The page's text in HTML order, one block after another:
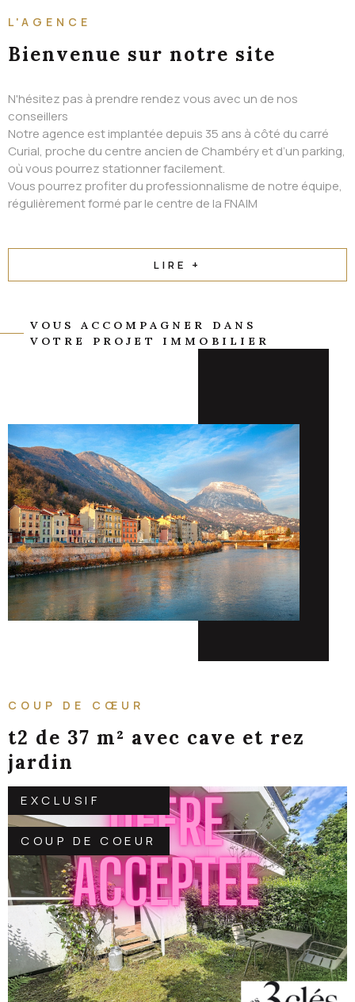
L'AGENCE
Bienvenue sur notre site
N'hésitez pas à prendre rendez vous avec un de nos
conseillers
Notre agence est implantée depuis 35 ans à côté du carré
Curial, proche du centre ancien de Chambéry et d’un parking,
où vous pourrez stationner facilement.
Vous pourrez profiter du professionnalisme de notre équipe,
régulièrement formé par le centre de la FNAIM
LIRE +
VOUS ACCOMPAGNER DANS
VOTRE PROJET IMMOBILIER
COUP DE CŒUR
t2 de 37 m² avec cave et rez
jardin
EXCLUSIF
COUP DE COEUR